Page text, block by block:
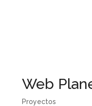
Web
Proyectos